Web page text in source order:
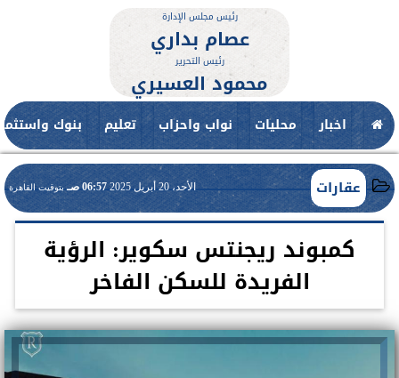
رئيس مجلس الإدارة
عصام بداري
رئيس التحرير
محمود العسيري
اخبار محليات نواب واحزاب تعليم بنوك
عقارات الأحد، 20 أبريل 2025 06:57 صـ بتوقيت القاهرة
كمبوند ريجنتس سكوير: الرؤية
الفريدة للسكن الفاخر